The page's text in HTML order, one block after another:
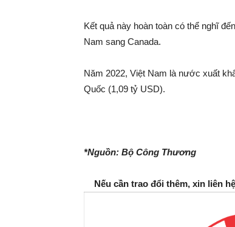
Kết quả này hoàn toàn có thể nghĩ
Nam sang Canada.
Năm 2022, Việt Nam là nước xuất
Quốc (1,09 tỷ USD).
*Nguồn: Bộ Công Thương
Nếu cần trao đổi thêm, xin liên